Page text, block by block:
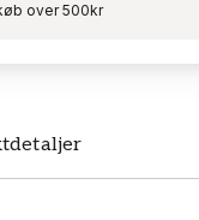
over 500kr